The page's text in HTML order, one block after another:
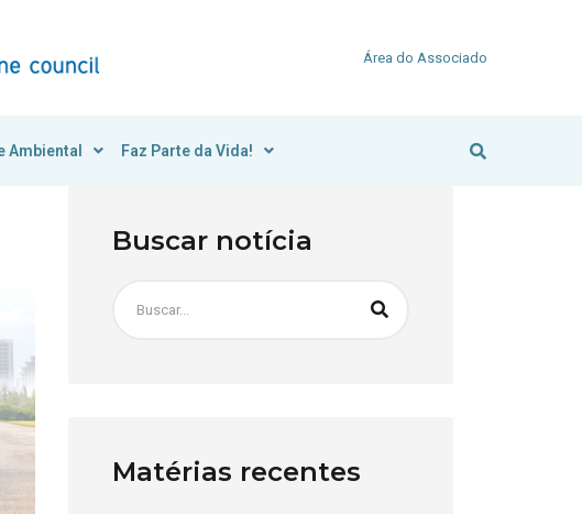
Área do Associado
Ambiental Faz Parte da Vida!
Buscar notícia
Matérias recentes